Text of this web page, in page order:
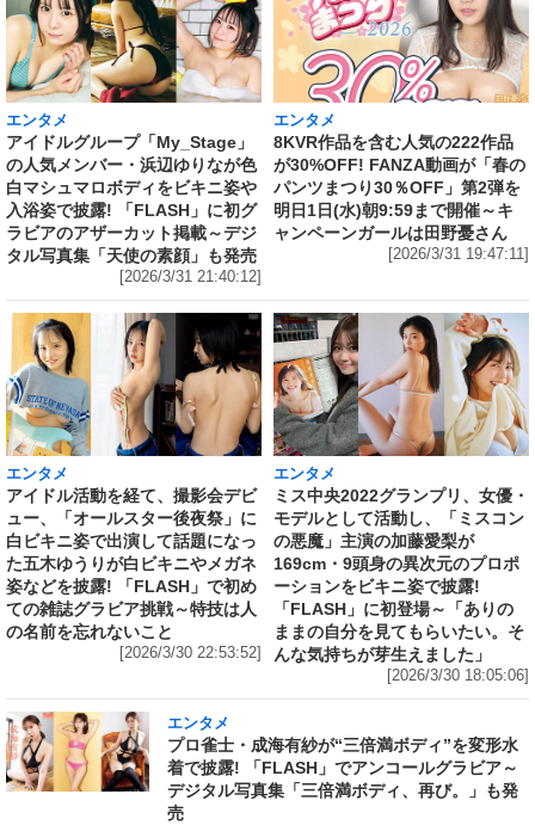
エンタメ
アイドルグループ「My_Stage」
の人気メンバー・浜辺ゆりなが色
白マシュマロボディをビキニ姿や
入浴姿で披露! 「FLASH」に初グ
ラビアのアザーカット掲載～デジ
タル写真集「天使の素顔」も発売
[2026/3/31 21:40:12]
エンタメ
8KVR作品を含む人気の222作品
が30%OFF! FANZA動画が「春の
パンツまつり30％OFF」第2弾を
明日1日(水)朝9:59まで開催～キ
ャンペーンガールは田野憂さん
[2026/3/31 19:47:11]
エンタメ
アイドル活動を経て、撮影会デビ
ュー、「オールスター後夜祭」に
白ビキニ姿で出演して話題になっ
た五木ゆうりが白ビキニやメガネ
姿などを披露! 「FLASH」で初め
ての雑誌グラビア挑戦～特技は人
の名前を忘れないこと
[2026/3/30 22:53:52]
エンタメ
ミス中央2022グランプリ、女優・
モデルとして活動し、「ミスコン
の悪魔」主演の加藤愛梨が
169cm・9頭身の異次元のプロポ
ーションをビキニ姿で披露!
「FLASH」に初登場～「ありの
ままの自分を見てもらいたい。そ
んな気持ちが芽生えました」
[2026/3/30 18:05:06]
エンタメ
プロ雀士・成海有紗が“三倍満ボディ”を変形水
着で披露! 「FLASH」でアンコールグラビア～
デジタル写真集「三倍満ボディ、再び。」も発
売